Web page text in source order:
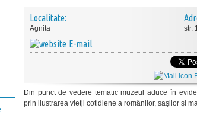
Localitate:
Agnita
E-mail
str.
Din punct de vedere tematic muzeul aduce în
prin ilustrarea vieţii cotidiene a românilor, saşilor şi